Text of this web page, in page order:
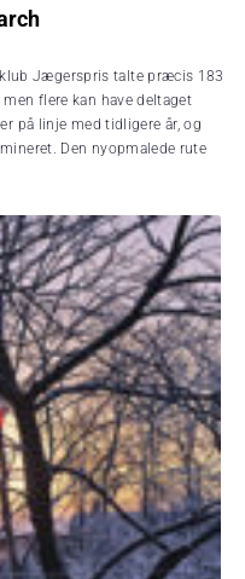
Jægerspris talte præcis 183
flere kan have deltaget
på linje med tidligere år, og
Den nyopmalede rute